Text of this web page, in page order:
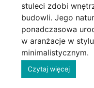
stuleci zdobi
budowli. Jego
ponadczasowa
w aranżacje w
minimalistycznym.
Czytaj więcej